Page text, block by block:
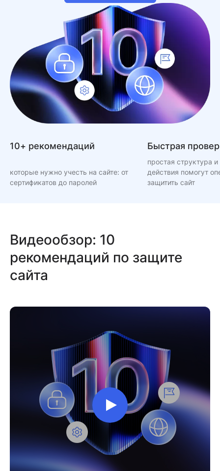
10+ рекомендаций
которые нужно учесть на сайте: от
сертификатов до паролей
Быстрая
простая структура
действия помогут
защитить сайт
Видеообзор: 10
рекомендаций по защите
сайта